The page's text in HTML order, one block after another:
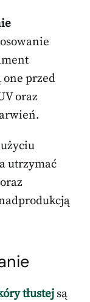
przed
oraz
utrzymać
tłustej są